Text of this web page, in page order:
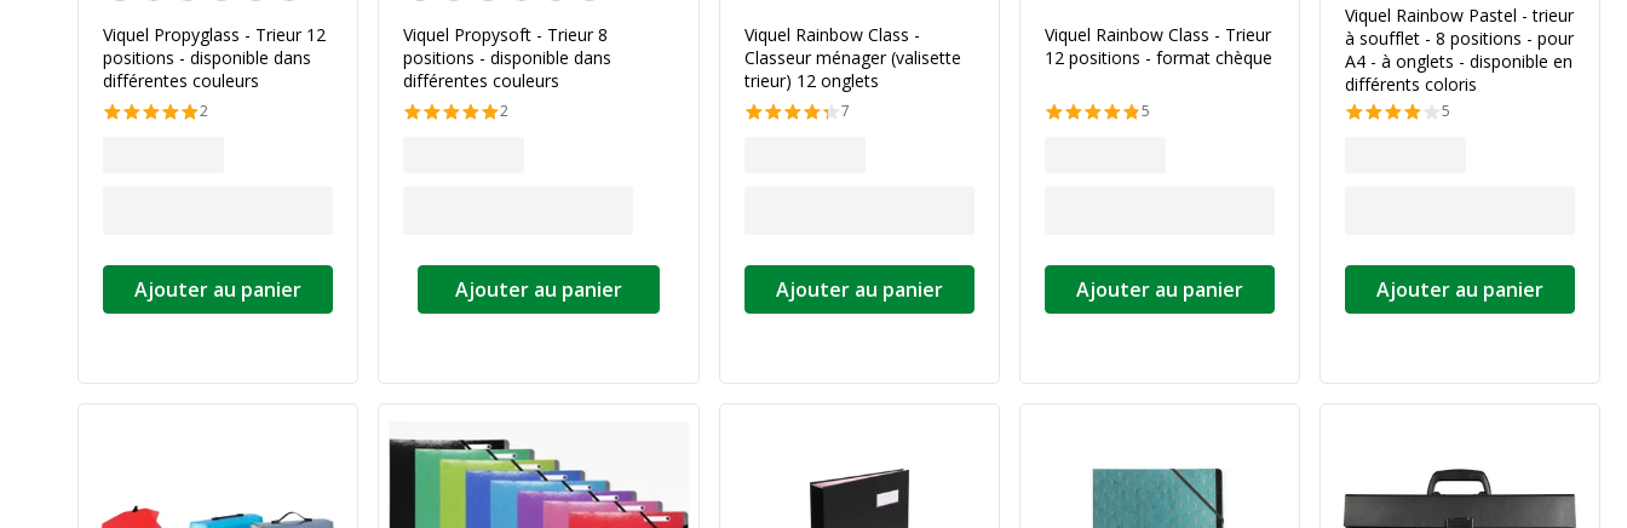
Viquel Propyglass - Trieur 12
positions - disponible dans
différentes couleurs
2
Ajouter au panier
Viquel Propysoft - Trieur 8
positions - disponible dans
différentes couleurs
2
Ajouter au panier
Viquel Rainbow Class -
Classeur ménager (valisette
trieur) 12 onglets
7
Ajouter au panier
Viquel Rainbow Class - Trieur
12 positions - format chèque
5
Ajouter au panier
Viquel Rainbow Pastel - trieur
à soufflet - 8 positions - pour
A4 - à onglets - disponible en
différents coloris
5
Ajouter au panier